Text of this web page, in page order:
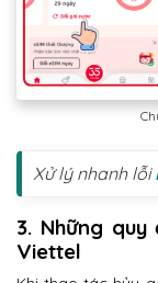
Xử lý nhanh lỗi
3. Những quy
Viettel